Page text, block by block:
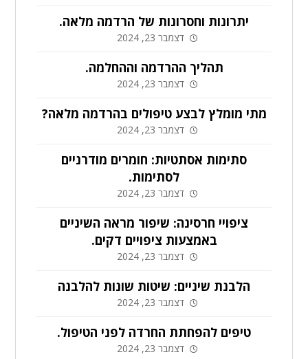
יתרונות וחסרונות של הרדמה מלאה.
דצמבר 23, 2024
תהליך ההרדמה וההחלמה.
דצמבר 23, 2024
מתי מומלץ לבצע טיפולים בהרדמה מלאה?
דצמבר 23, 2024
סתימות אסתטיות: חומרים מודרניים
לסתימות.
דצמבר 23, 2024
ציפויי חרסינה: שיפור מראה השיניים
באמצעות ציפויים דקים.
דצמבר 23, 2024
הלבנת שיניים: שיטות שונות להלבנה
דצמבר 23, 2024
טיפים להפחתת החרדה לפני הטיפול.
דצמבר 23, 2024